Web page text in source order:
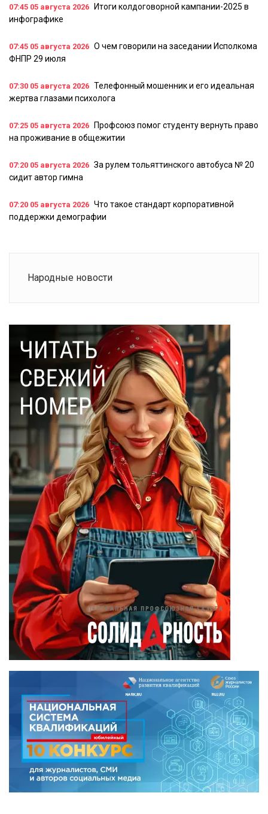
07:45 05 августа 2026
Итоги колдоговорной кампании-2025 в
инфографике
07:45 05 августа 2026 О чем говорили на заседании Исполкома
ФНПР 29 июля
07:30 05 августа 2026 Телефонный мошенник и его идеальная
жертва глазами психолога
07:25 05 августа 2026
Профсоюз помог студенту вернуть право
на проживание в общежитии
07:20 05 августа 2026 За рулем тольяттинского автобуса № 20
сидит автор гимна
07:20 05 августа 2026 Что такое стандарт корпоративной
поддержки демографии
Народные новости